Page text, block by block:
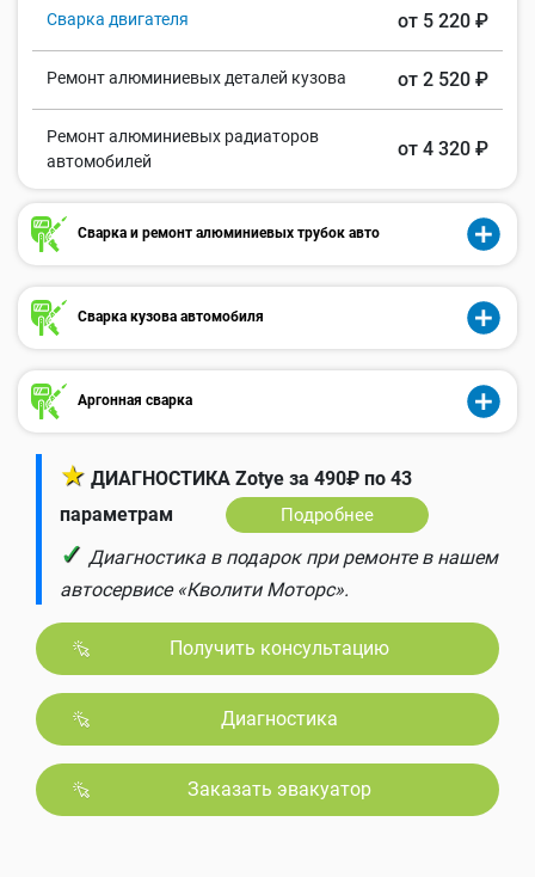
Сварка двигателя от 5 220 ₽
Ремонт алюминиевых деталей кузова от 2 520 ₽
Ремонт алюминиевых радиаторов
автомобилей
от 4 320 ₽
Сварка и ремонт алюминиевых трубок авто
Сварка кузова автомобиля
Аргонная сварка
★ ДИАГНОСТИКА Zotye за 490₽ по 43
параметрам
Подробнее
✓ Диагностика в подарок при ремонте в нашем
автосервисе «Кволити Моторс».
Получить консультацию
Диагностика
Заказать эвакуатор